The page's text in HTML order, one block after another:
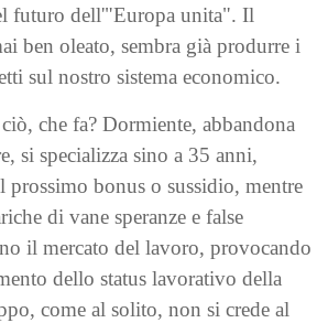
futuro dell'"Europa unita". Il
ben oleato, sembra già produrre i
sul nostro sistema economico.
che fa? Dormiente, abbandona
si specializza sino a 35 anni,
prossimo bonus o sussidio, mentre
di vane speranze e false
il mercato del lavoro, provocando
dello status lavorativo della
come al solito, non si crede al